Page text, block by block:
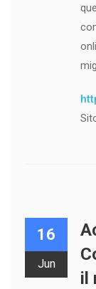
16
Jun
il